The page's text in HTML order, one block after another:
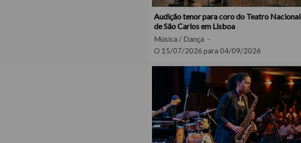
Audição tenor para coro do Teatro Nacional
de São Carlos em Lisboa
Música / Dança
O 15/07/2026 para 04/09/2026